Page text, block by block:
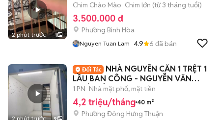
2 phút trước 1
Chim Chào Mào Chim lớn (từ 3 tháng tuổi)
3.500.000 đ
Phường Bình Hòa
Nguyen Tuan Lam 4.9 6 đã bán
2 phút trước 9
NHÀ NGUYÊN CĂN 1 TRỆT 1
LẦU BAN CÔNG - NGUYỄN VĂN
QUÁ, ĐÔNG HƯNG THUẬN
1 PN Nhà mặt phố, mặt tiền
4,2 triệu/tháng 40 m²
Phường Đông Hưng Thuận